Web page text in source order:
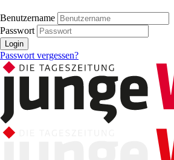
Benutzername
Passwort
Login
Passwort vergessen?